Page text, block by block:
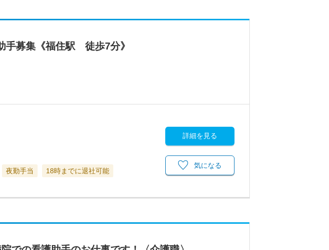
手募集《福住駅 徒歩7分》
夜勤手当 18時までに退社可能
詳細を見る
気になる